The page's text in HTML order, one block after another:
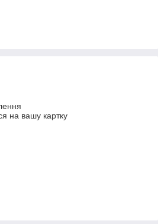
на вашу картку